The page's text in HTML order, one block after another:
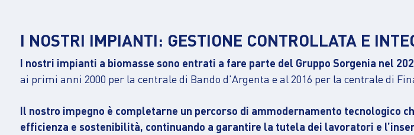
I NOSTRI IMPIANTI: GESTIONE CONTROLLATA E
I nostri impianti a biomasse sono entrati a fare parte del Gruppo Sorgenia nel
ai primi anni 2000 per la centrale di Bando d'Argenta e al 2016 per la centrale di
Il nostro impegno è completarne un percorso di ammodernamento
efficienza e sostenibilità, continuando a garantire la tutela dei lavoratori e